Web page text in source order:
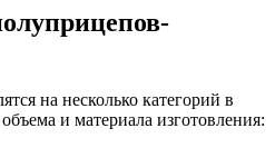
на несколько категорий в
и материала изготовления: